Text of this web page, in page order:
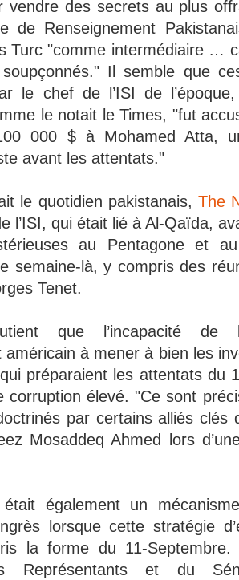
vendre des secrets au plus
de Renseignement
Turc "comme intermédiaire …
soupçonnés." Il semble que
le chef de l’ISI de
le notait le Times, "fut
000 $ à Mohamed Atta,
avant les attentats."
le quotidien pakistanais,The
l’ISI, qui était lié à Al-Qaïda,
au Pentagone et
semaine-là, y compris des
Tenet.
que l’incapacité de
américain à mener à bien les
préparaient les attentats du
corruption élevé. "Ce sont
par certains alliés clés
Mosaddeq Ahmed lors
également un
lorsque cette stratégie
la forme du 11-
Représentants et du